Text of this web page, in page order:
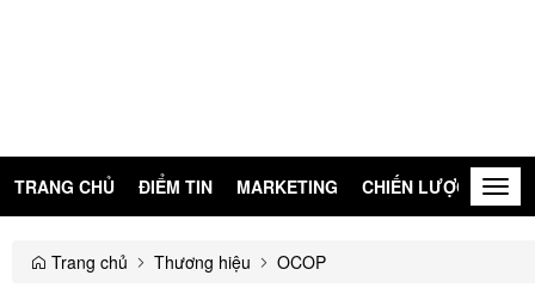
TRANG CHỦ ĐIỂM TIN MARKETING CHIẾN LƯỢC
Trang chủ Thương hiệu OCOP